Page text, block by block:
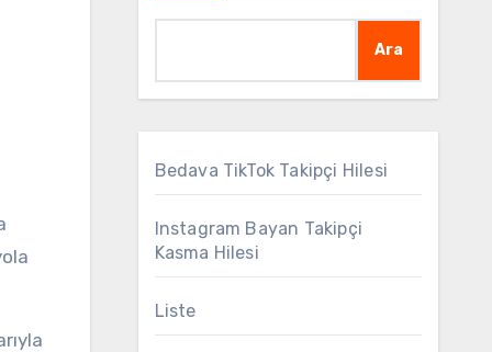
Ara
Bedava TikTok Takipçi Hilesi
Instagram Bayan Takipçi
Kasma Hilesi
Liste